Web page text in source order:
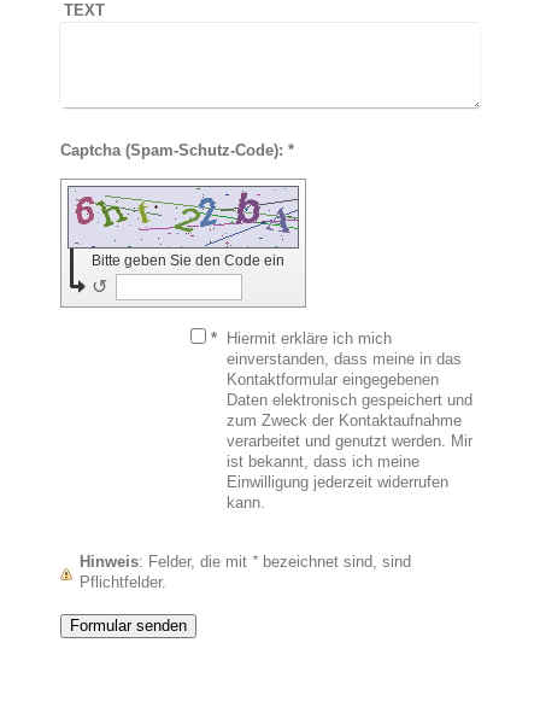
TEXT
Captcha (Spam-Schutz-Code): *
Bitte geben Sie den Code ein
↺
*
Hiermit erkläre ich mich
einverstanden, dass meine in das
Kontaktformular eingegebenen
Daten elektronisch gespeichert und
zum Zweck der Kontaktaufnahme
verarbeitet und genutzt werden. Mir
ist bekannt, dass ich meine
Einwilligung jederzeit widerrufen
kann.
Hinweis : Felder, die mit *bezeichnet sind, sind
Pflichtfelder.